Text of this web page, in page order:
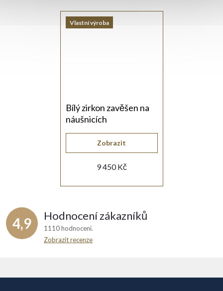
Vlastní výroba
Bílý zirkon zavěšen na
náušnicích
9 450 Kč
Zobrazit
4,9 Hodnocení zákazníků
1110 hodnocení
Zobrazit recenze